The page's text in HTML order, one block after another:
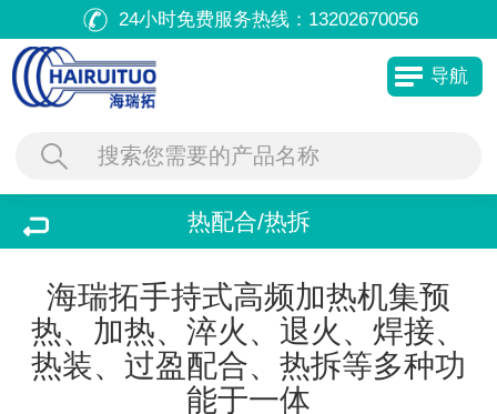
24小时免费服务热线： 13202670056
导航
热配合/热拆
海瑞拓手持式高频加热机集预
热、加热、淬火、退火、焊接、
热装、过盈配合、热拆等多种功
能于一体